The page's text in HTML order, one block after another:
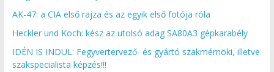
AK-47: a CIA első rajza és az egyik első fotója róla
Heckler und Koch: kész az utolsó adag SA80A3 gépkarabély
IDÉN IS INDUL: Fegyvertervező- és gyártó szakmérnöki, illetve
szakspecialista képzés!!!